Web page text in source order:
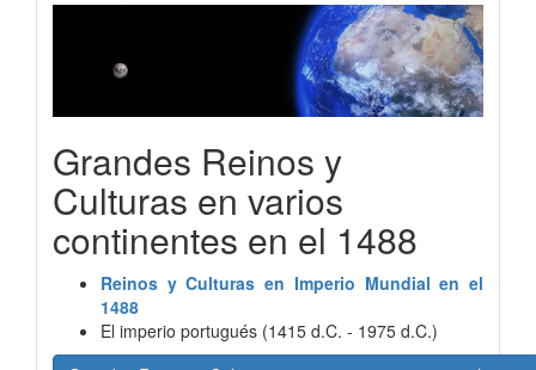
Grandes Reinos y
Culturas en varios
continentes en el 1488
Reinos y Culturas en Imperio Mundial en el
1488
El imperio portugués (1415 d.C. - 1975 d.C.)